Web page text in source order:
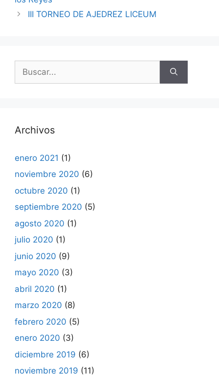
III TORNEO DE AJEDREZ LICEUM
Archivos
enero 2021 (1)
noviembre 2020 (6)
octubre 2020 (1)
septiembre 2020 (5)
agosto 2020 (1)
julio 2020 (1)
junio 2020 (9)
mayo 2020 (3)
abril 2020 (1)
marzo 2020 (8)
febrero 2020 (5)
enero 2020 (3)
diciembre 2019 (6)
noviembre 2019 (11)